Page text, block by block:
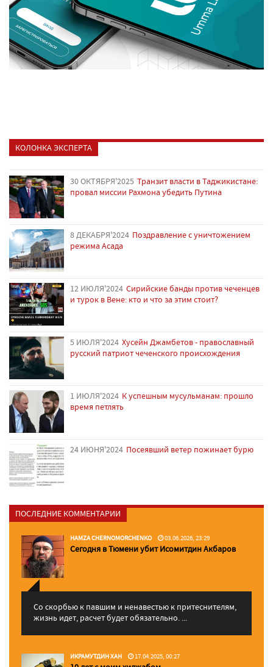
КОЛОНКА ЭКСПЕРТА
30 ОКТЯБРЯ'2025 Транзит власти в Таджикистане:
провал миссии Рахмона убедить Путина
8 ДЕКАБРЯ'2024 Поздравление с уничтожением
режима Асада
12 ИЮЛЯ'2024 Сирийские банды против чеченцев
и турок в Вене: кто и что за этим стоит?
5 ИЮЛЯ'2024 Хусейн Джамбетов - православный
русский патриот чеченского происхождения
1 ИЮЛЯ'2024 К успешным мусульманам: прошло
время петлять
24 ИЮНЯ'2024 Посеявший ветер пожинает бурю
ПОСЛЕДНИЕ КОММЕНТАРИИ
HAMZA CHERNOMORCHENKO 03.06.2026, 23:29
Сегодня в Тюмени убит Исомитдин Акбаров
Со скорбью к павшим и ненавестью к притеснителям,
жизнь идет, расчет будет обязательно. ...
ИКРАМУТДИН ХАН 17.04.2025, 00:27